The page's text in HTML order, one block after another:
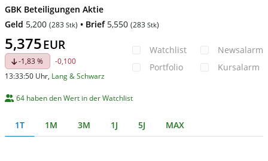
GBK Beteiligungen Aktie
Geld 5,200 (283 Stk) • Brief 5,550 (283 Stk)
5,375EUR
-1,83 %
-0,100
13:33:50 Uhr, Lang & Schwarz
Watchlist
Portfolio
Newsalarm
Kursalarm
64 haben den Wert in der Watchlist
1T 1M 3M 1J 5J MAX